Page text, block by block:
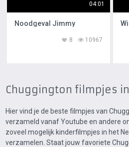
04:01
Noodgeval Jimmy
10967
8
Chuggington filmpjes
Hier vind je de beste filmpjes van
verzameld vanaf Youtube en andere
zoveel mogelijk kinderfilmpjes in het
verzamelen. Staat jouw favoriete